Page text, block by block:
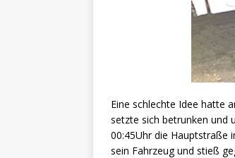
Eine schlechte Idee hatte
setzte sich betrunken und
00:45Uhr die Hauptstraße
sein Fahrzeug und stieß